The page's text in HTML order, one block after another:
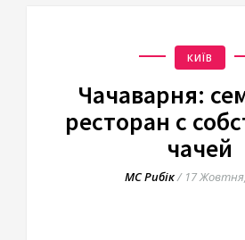
КИЇВ
Чачаварня:
ресторан с
чачей
МС Рибік/ 17